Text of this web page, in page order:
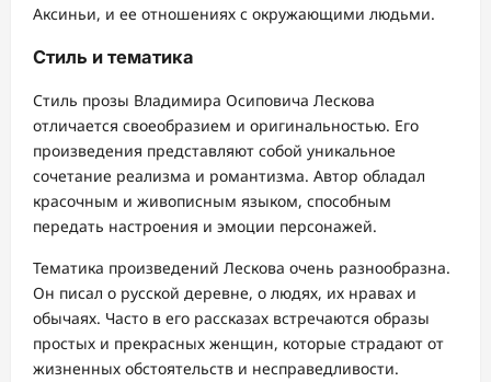
Аксиньи, и ее отношениях с окружающими людьми.
Стиль и тематика
Стиль прозы Владимира Осиповича Лескова
отличается своеобразием и оригинальностью. Его
произведения представляют собой уникальное
сочетание реализма и романтизма. Автор обладал
красочным и живописным языком, способным
передать настроения и эмоции персонажей.
Тематика произведений Лескова очень разнообразна.
Он писал о русской деревне, о людях, их нравах и
обычаях. Часто в его рассказах встречаются образы
простых и прекрасных женщин, которые страдают от
жизненных обстоятельств и несправедливости.